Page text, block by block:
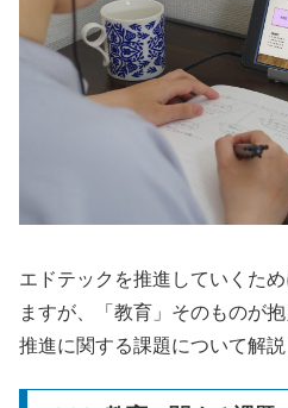
エドテックを推進していくた
ますが、「教育」そのものが
推進に関する課題について解説